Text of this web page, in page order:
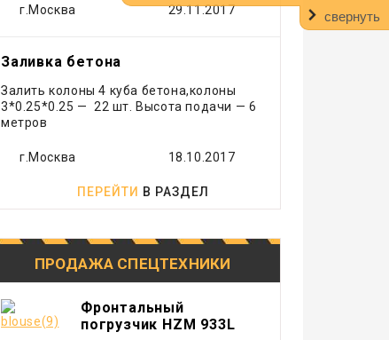
свернуть
Трактор
Эвакуатор
Экскаватор
Экскаватор - погрузчик
г.Москва 29.11.2017
Заливка бетона
Залить колоны 4 куба бетона,колоны
3*0.25*0.25 — 22 шт. Высота подачи — 6
метров
г.Москва 18.10.2017
ПЕРЕЙТИ В РАЗДЕЛ
ПРОДАЖА СПЕЦТЕХНИКИ
Фронтальный
погрузчик HZM 933L